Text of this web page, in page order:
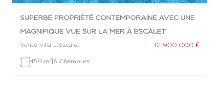
SUPERBE PROPRIÉTÉ CONTEMPORAINE AVEC UNE
MAGNIFIQUE VUE SUR LA MER À ESCALET
Vente Villa L'Escalet 12 900 000 €
450 m 2|6 Chambres